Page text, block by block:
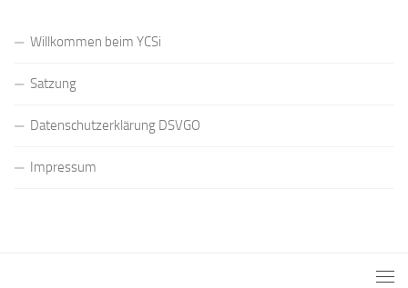
Willkommen beim YCSi
Satzung
Datenschutzerklärung DSVGO
Impressum